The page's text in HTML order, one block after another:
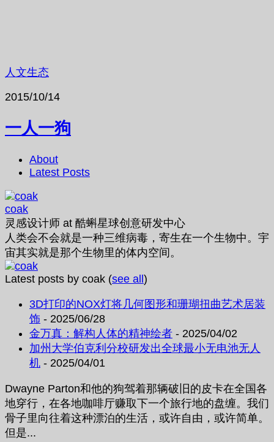
人文生态
2015/10/14
一人一狗
About
Latest Posts
coak
灵感设计师 at 酷蝌星球创意研发中心
人类会不会就是一种三维病毒，寄生在一个生物中。宇
宙其实就是那个生物里的体内空间。
Latest posts by coak (see all)
3D打印的NOX灯将几何图形和珊瑚扭曲艺术居装
饰 - 2025/06/28
金万真：解构人体的精神绘者 - 2025/04/02
加州大学伯克利分校研发出全球最小无电池无人
机 - 2025/04/01
Dwayne Parton和他的狗驾着那辆破旧的皮卡在全国各
地穿行，在各地咖啡厅赚取下一个旅行地的盘缠。我们
骨子里向往着这种漂泊的生活，或许自由，或许简单。
但是...